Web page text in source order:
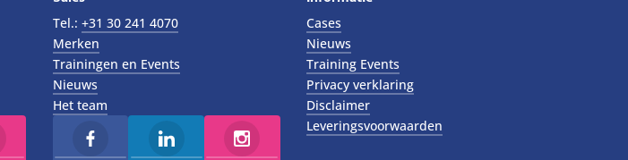
Tel.: +31 30 241 4070
Merken
Trainingen en Events
Nieuws
Het team
Cases
Nieuws
Training Events
Privacy verklaring
Disclaimer
Leveringsvoorwaarden